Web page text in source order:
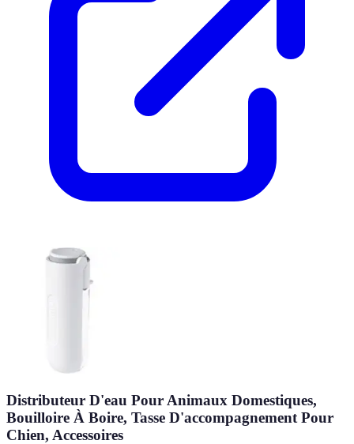
Distributeur D'eau Pour Animaux Domestiques,
Bouilloire À Boire, Tasse D'accompagnement Pour
Chien, Accessoires